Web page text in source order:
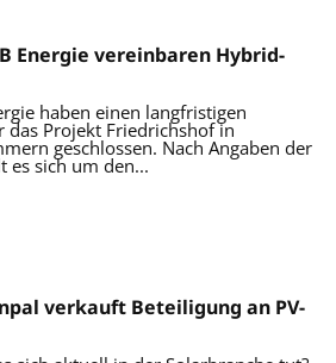
Energie vereinbaren Hybrid-
haben einen langfristigen
Projekt Friedrichshof in
geschlossen. Nach Angaben der
es sich um den...
verkauft Beteiligung an PV-